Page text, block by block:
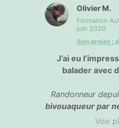
uneharmonie
randonnée
permettant des
sereines. Et les
Vercors sont
Olivier M.
Formation
juin 2020
Son projet :
J’ai eu
balader avec
Randonneur
bivouaqueur par
reprises , jeVoir